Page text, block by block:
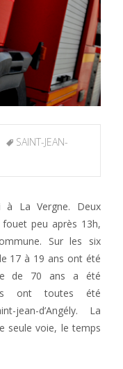
SAINT-JEAN-
à La Vergne. Deux
peu après 13h,
Sur les six
17 à 19 ans ont été
de 70 ans a été
ont toutes été
jean-d’Angély. La
seule voie, le temps